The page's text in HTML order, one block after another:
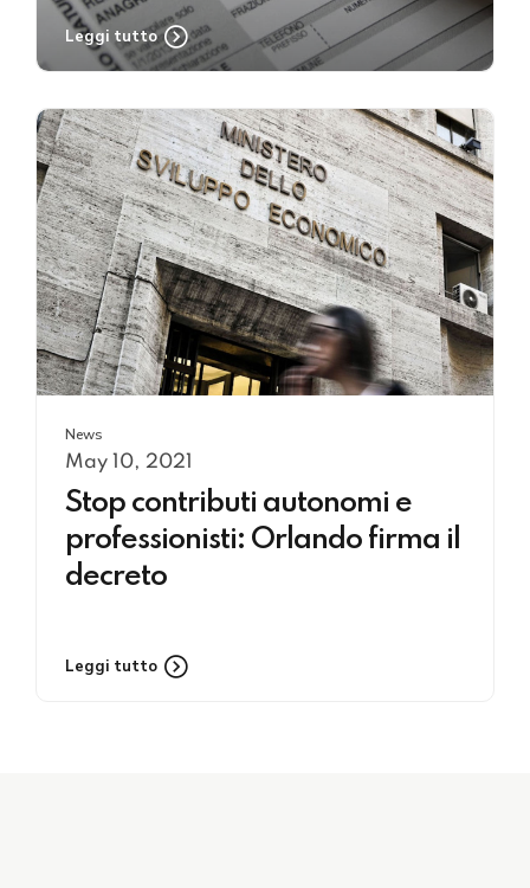
Leggi tutto
News
May 10, 2021
Stop contributi autonomi e
professionisti: Orlando firma il
decreto
Leggi tutto